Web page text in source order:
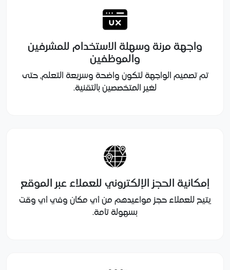
واجهة مرنة وسهلة الاستخدام للمشرفين
والموظفين
تم تصميم الواجهة لتكون واضحة وسريعة التعلم، حتى
لغير المتخصصين بالتقنية.
إمكانية الحجز الإلكتروني للعملاء عبر الموقع
يتيح للعملاء حجز مواعيدهم من أي مكان وفي أي وقت
بسهولة تامة.